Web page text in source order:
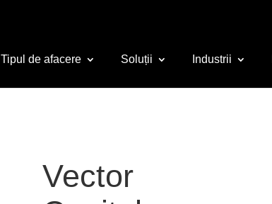
Tipul de afacere Soluții Industrii
Vector